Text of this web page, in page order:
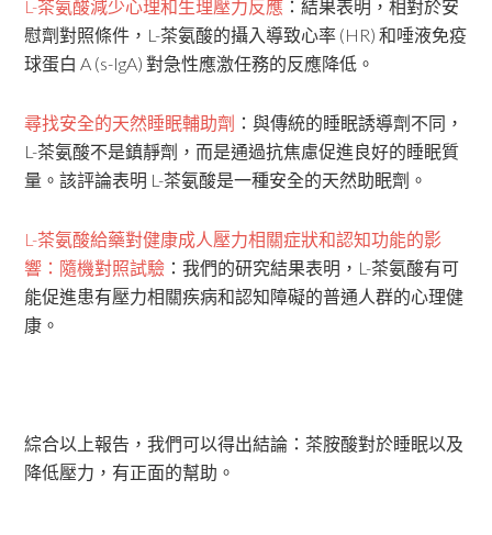
L-茶氨酸減少心理和生理壓力反應 ：結果表明，相對於安
慰劑對照條件，L-茶氨酸的攝入導致心率 (HR) 和唾液免疫
球蛋白 A (s-IgA) 對急性應激任務的反應降低。
尋找安全的天然睡眠輔助劑 ：與傳統的睡眠誘導劑不同，
L-茶氨酸不是鎮靜劑，而是通過抗焦慮促進良好的睡眠質
量。該評論表明 L-茶氨酸是一種安全的天然助眠劑。
L-茶氨酸給藥對健康成人壓力相關症狀和認知功能的影
響：隨機對照試驗 ：我們的研究結果表明，L-茶氨酸有可
能促進患有壓力相關疾病和認知障礙的普通人群的心理健
康。
綜合以上報告，我們可以得出結論：茶胺酸對於睡眠以及
降低壓力，有正面的幫助。